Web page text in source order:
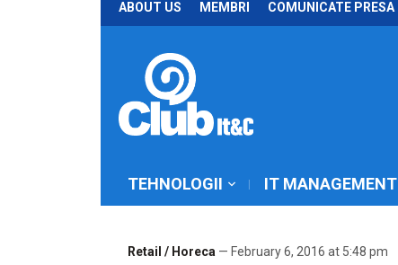
ABOUT US MEMBRI COMUNICATE PRESA
TEHNOLOGII IT MANAGEMENT
Retail / Horeca — February 6, 2016 at 5:48 pm